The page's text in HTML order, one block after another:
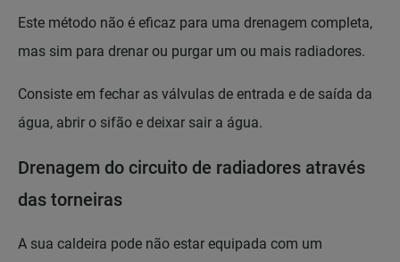
Este método não é eficaz para uma drenagem completa,
mas sim para drenar ou purgar um ou mais radiadores.
Consiste em fechar as válvulas de entrada e de saída da
água, abrir o sifão e deixar sair a água.
Drenagem do circuito de radiadores através
das torneiras
A sua caldeira pode não estar equipada com um